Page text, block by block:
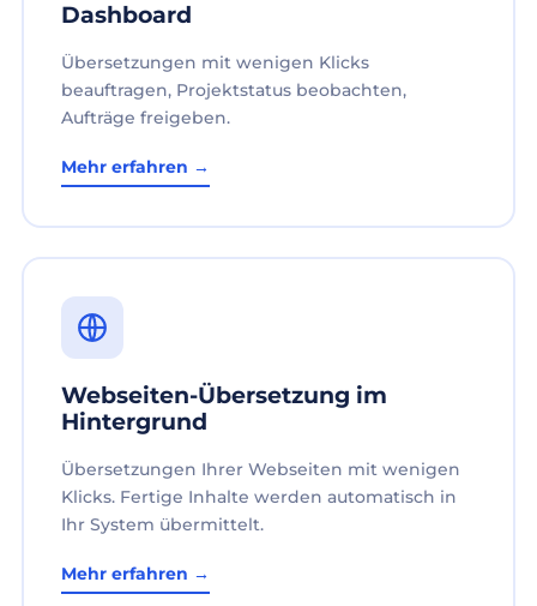
Dashboard
Übersetzungen mit wenigen Klicks
beauftragen, Projektstatus beobachten,
Aufträge freigeben.
Mehr erfahren →
Webseiten-Übersetzung im
Hintergrund
Übersetzungen Ihrer Webseiten mit wenigen
Klicks. Fertige Inhalte werden automatisch in
Ihr System übermittelt.
Mehr erfahren →